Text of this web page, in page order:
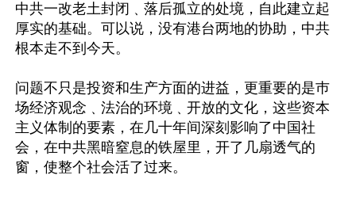
中共一改老土封闭﹑落后孤立的处境，自此建立起
厚实的基础。可以说，没有港台两地的协助，中共
根本走不到今天。
问题不只是投资和生产方面的进益，更重要的是巿
场经济观念﹑法治的环境﹑开放的文化，这些资本
主义体制的要素，在几十年间深刻影响了中国社
会，在中共黑暗窒息的铁屋里，开了几扇透气的
窗，使整个社会活了过来。